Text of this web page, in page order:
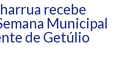
recebe
Municipal
de Getúlio